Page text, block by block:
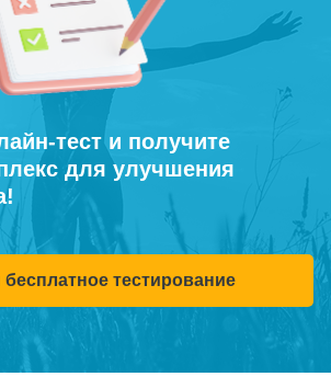
тест и получите
для улучшения
бесплатное тестирование